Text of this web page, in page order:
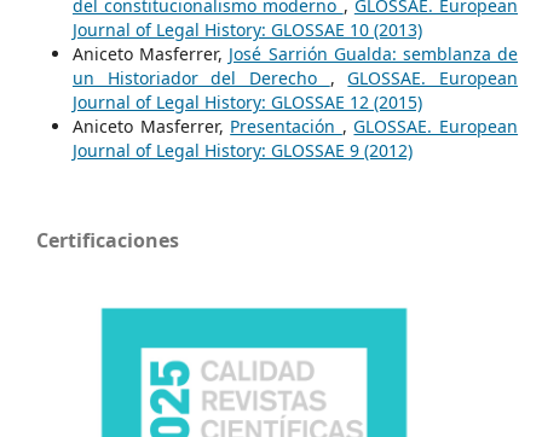
del constitucionalismo moderno , GLOSSAE. European
Journal of Legal History: GLOSSAE 10 (2013)
Aniceto Masferrer, José Sarrión Gualda: semblanza de
un Historiador del Derecho ,GLOSSAE. European
Journal of Legal History: GLOSSAE 12 (2015)
Aniceto Masferrer, Presentación ,GLOSSAE. European
Journal of Legal History: GLOSSAE 9 (2012)
Certificaciones